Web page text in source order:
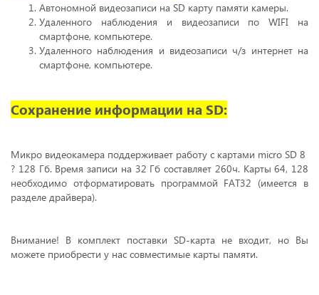
Автономной видеозаписи на SD карту памяти камеры.
Удаленного наблюдения и видеозаписи по WIFI на
смартфоне, компьютере.
Удаленного наблюдения и видеозаписи ч/з интернет на
смартфоне, компьютере.
Сохранение информации на SD:
Микро видеокамера поддерживает работу с картами micro SD 8
? 128 Гб. Время записи на 32 Гб составляет 260ч. Карты 64, 128
необходимо отформатировать программой FAT32 (имеется в
разделе драйвера).
Внимание! В комплект поставки SD-карта не входит, но Вы
можете приобрести у нас совместимые карты памяти.